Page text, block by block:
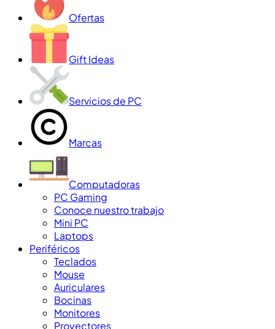
Ofertas
Gift Ideas
Servicios de PC
Marcas
Computadoras
PC Gaming
Conoce nuestro trabajo
Mini PC
Laptops
Periféricos
Teclados
Mouse
Auriculares
Bocinas
Monitores
Proyectores